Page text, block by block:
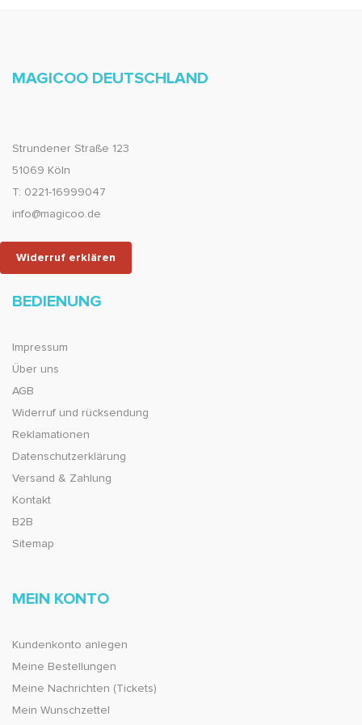
MAGICOO DEUTSCHLAND
Strundener Straße 123
51069 Köln
T: 0221-16999047
info@magicoo.de
Widerruf erklären
BEDIENUNG
Impressum
Über uns
AGB
Widerruf und rücksendung
Reklamationen
Datenschutzerklärung
Versand & Zahlung
Kontakt
B2B
Sitemap
MEIN KONTO
Kundenkonto anlegen
Meine Bestellungen
Meine Nachrichten (Tickets)
Mein Wunschzettel